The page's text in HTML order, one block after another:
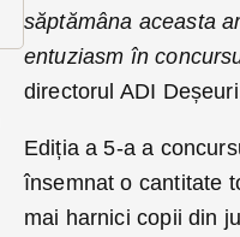
săptămâna aceasta
entuziasm în
directorul ADI
Ediția a 5-a a
însemnat o cantitate
mai harnici copii din